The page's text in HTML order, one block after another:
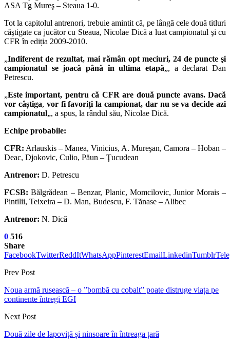
ASA Tg Mureş – Steaua 1-0.
Tot la capitolul antrenori, trebuie amintit că, pe lângă cele două titluri
câştigate ca jucător cu Steaua, Nicolae Dică a luat campionatul şi cu
CFR în ediția 2009-2010.
„Indiferent de rezultat, mai rămân opt meciuri, 24 de puncte şi
campionatul se joacă până în ultima etapă„, a declarat Dan
Petrescu.
„Este important, pentru că CFR are două puncte avans. Dacă
vor câștiga, vor fi favoriți la campionat, dar nu se va decide azi
campionatul„, a spus, la rândul său, Nicolae Dică.
Echipe probabile:
CFR: Arlauskis – Manea, Vinicius, A. Mureşan, Camora – Hoban –
Deac, Djokovic, Culio, Păun – Ţucudean
Antrenor: D. Petrescu
FCSB: Bălgrădean – Benzar, Planic, Momcilovic, Junior Morais –
Pintilii, Teixeira – D. Man, Budescu, F. Tănase – Alibec
Antrenor: N. Dică
0 516
Share
FacebookTwitterReddItWhatsAppPinterestEmailLinkedinTumblr
Prev Post
Noua armă rusească – o ”bombă cu cobalt” poate distruge viața pe
continente întregi EGI
Next Post
Două zile de lapoviță și ninsoare în întreaga țară